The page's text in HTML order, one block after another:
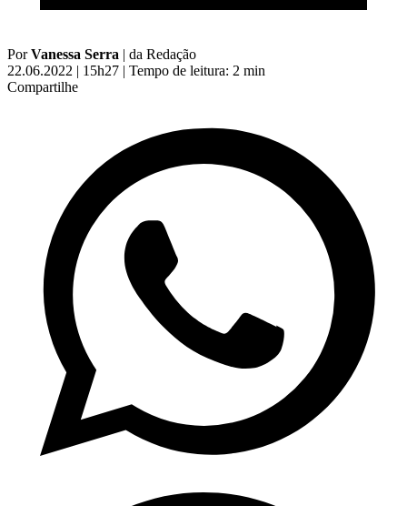
PorVanessa Serra | da Redação
22.06.2022 | 15h27 | Tempo de leitura: 2 min
Compartilhe